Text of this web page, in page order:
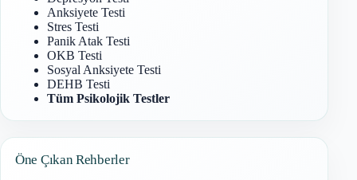
Anksiyete Testi
Stres Testi
Panik Atak Testi
OKB Testi
Sosyal Anksiyete Testi
DEHB Testi
Tüm Psikolojik Testler
Öne Çıkan Rehberler